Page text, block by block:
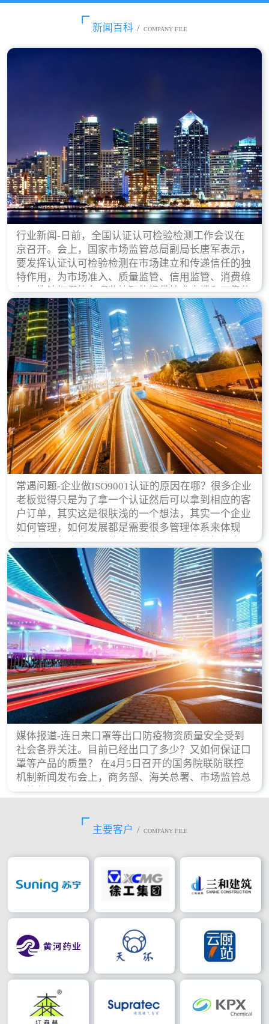
新闻百科 / COMPANY FILE
行业新闻-日前，全国认证认可检验检测工作会议在
京召开。会上，国家市场监管总局副局长唐军表示，
要发挥认证认可检验检测在市场建立和传递信任的独
特作用，为市场准入、质量监管、信用监管、消费维
权、执法打假等各项监管职能提供技术支撑和可靠依
据。
常遇问题-企业做ISO9001认证的原因在哪？很多企业
老板觉得只是为了拿一个认证然后可以拿到相应的客
户订单，其实这是很肤浅的一个想法，其实一个企业
如何管理，如何发展都是需要很多管理体系来体现
的，每天都会有不同的企业创立，但是我们如何去证
实一个企业的合法，有质量保证了？这就是ISO9001
认证体现价值的时候，那么键锋小编就来细说下企业
做ISO9001认证的根本原因。
媒体报道-连日来口罩等出口防疫物资质量安全受到
社会各界关注。目前已经出口了多少？又如何保证口
罩等产品的质量？ 在4月5日召开的国务院联防联控
机制新闻发布会上，商务部、海关总署、市场监管总
局等部门进行了回应。
主要客户 / COMPANY FILE